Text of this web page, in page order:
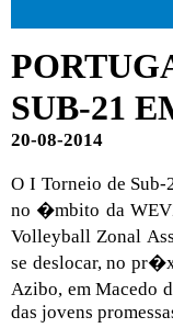
SUB-21
20-08-2014
O I Torneio de
no �mbito da
Volleyball Zonal
se deslocar, no
Azibo, em Macedo
das jovens